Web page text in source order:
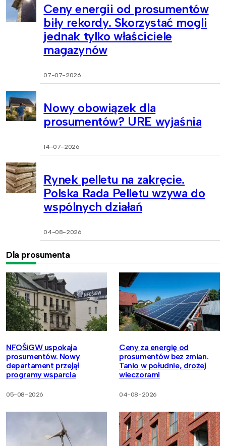
Ceny energii od prosumentów
biły rekordy. Skorzystać mogli
jednak tylko właściciele
magazynów
07-07-2026
Nowy obowiązek dla
prosumentów? URE wyjaśnia
14-07-2026
Rynek pelletu na zakręcie.
Polska Rada Pelletu wzywa do
wspólnych działań
04-08-2026
Dla prosumenta
NFOŚiGW uspokaja
prosumentów. Nowy
departament przejął
programy wsparcia
05-08-2026
Ceny za energię od
prosumentów bez zmian.
Tanio w południe, drożej
wieczorami
04-08-2026